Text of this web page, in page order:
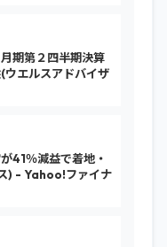
期第２四半期決算
ウエルスアドバイザ
41％減益で着地・
) - Yahoo!ファイナ